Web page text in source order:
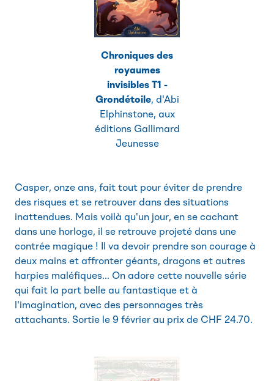
Chroniques des
royaumes
invisibles T1 -
Grondétoile, d'Abi
Elphinstone, aux
éditions Gallimard
Jeunesse
Casper, onze ans, fait tout pour éviter de prendre
des risques et se retrouver dans des situations
inattendues. Mais voilà qu'un jour, en se cachant
dans une horloge, il se retrouve projeté dans une
contrée magique ! Il va devoir prendre son courage à
deux mains et affronter géants, dragons et autres
harpies maléfiques... On adore cette nouvelle série
qui fait la part belle au fantastique et à
l'imagination, avec des personnages très
attachants. Sortie le 9 février au prix de CHF 24.70.